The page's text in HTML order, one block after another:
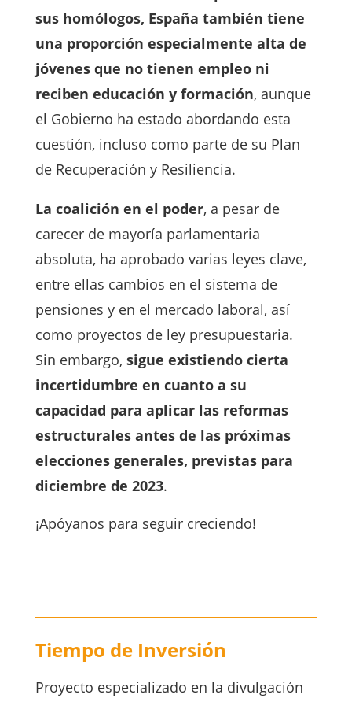
sus homólogos, España también tiene
una proporción especialmente alta de
jóvenes que no tienen empleo ni
reciben educación y formación, aunque
el Gobierno ha estado abordando esta
cuestión, incluso como parte de su Plan
de Recuperación y Resiliencia.
La coalición en el poder, a pesar de
carecer de mayoría parlamentaria
absoluta, ha aprobado varias leyes clave,
entre ellas cambios en el sistema de
pensiones y en el mercado laboral, así
como proyectos de ley presupuestaria.
Sin embargo, sigue existiendo cierta
incertidumbre en cuanto a su
capacidad para aplicar las reformas
estructurales antes de las próximas
elecciones generales, previstas para
diciembre de 2023.
¡Apóyanos para seguir creciendo!
Tiempo de Inversión
Proyecto especializado en la divulgación